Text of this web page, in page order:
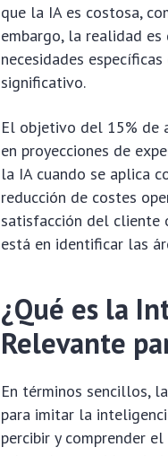
que la IA es costosa,
embargo, la realidad
necesidades
significativo.
El objetivo del 15% de
en proyecciones de
la IA cuando se aplica
reducción de costes
satisfacción del cliente
está en identificar las
¿Qué es la
Relevante
En términos sencillos,
para imitar la
percibir y comprender